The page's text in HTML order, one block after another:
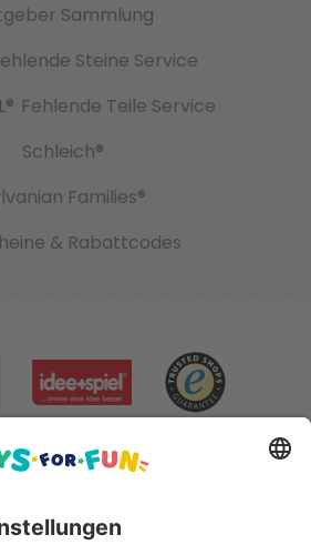
Sammlung
Steine Service
Fehlende Teile Service
Schleich®
Families®
& Rabattcodes